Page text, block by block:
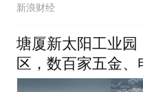
新浪财经
塘厦新太阳工业园
区，数百家五金、